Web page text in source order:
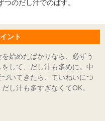
のだし汁でのばす。
ント
を始めたばかりなら、必ずう
をして、だし汁も多めに。中
づいてきたら、ていねいにつ
し汁も多すぎなくてOK。